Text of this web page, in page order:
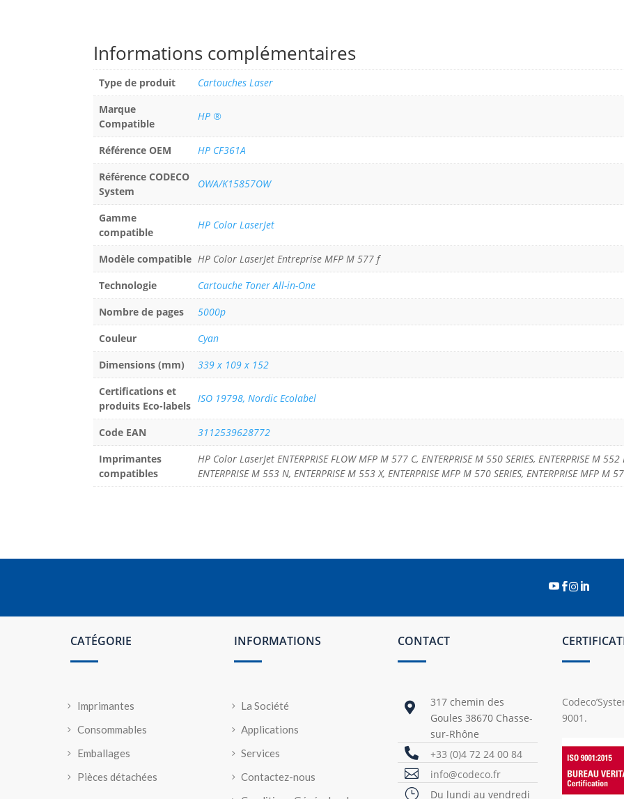
Informations complémentaires
Type de produit
Cartouches Laser
Marque
Compatible
HP ®
Référence OEM
HP CF361A
Référence CODECO
System
OWA/K15857OW
Gamme
compatible
HP Color LaserJet
Modèle compatible HP Color LaserJet Entreprise MFP M 577 f
Technologie
Cartouche Toner All-in-One
Nombre de pages
5000p
Couleur
Cyan
Dimensions (mm)
339 x 109 x 152
Certifications et
produits Eco-labels
ISO 19798, Nordic Ecolabel
Code EAN
3112539628772
Imprimantes
compatibles
HP Color LaserJet ENTERPRISE FLOW MFP M 577 C, ENTERPRISE M 550 SERIES, ENTERPRISE M
ENTERPRISE M 553 N, ENTERPRISE M 553 X, ENTERPRISE MFP M 570 SERIES, ENTERPRISE MFP M
 
CATÉGORIE
Imprimantes
Consommables
Emballages
Pièces détachées
INFORMATIONS
La Société
Applications
Services
Contactez-nous
CONTACT

317 chemin des
Goules 38670 Chasse-
sur-Rhône
 +33 (0)4 72 24 00 84
 info@codeco.fr
} Du lundi au vendredi
9001.